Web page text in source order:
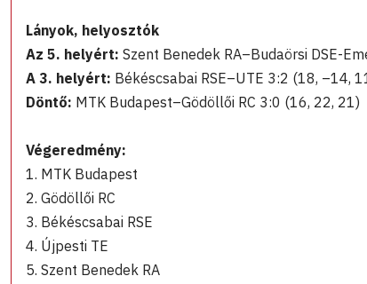
Lányok, helyosztók
Az 5. helyért: Szent Benedek RA–Budaörsi DSE-
A 3. helyért: Békéscsabai RSE–UTE 3:2 (18, –14,
Döntő: MTK Budapest–Gödöllői RC 3:0 (16, 22, 21)
Végeredmény:
1. MTK Budapest
2. Gödöllői RC
3. Békéscsabai RSE
4. Újpesti TE
5. Szent Benedek RA